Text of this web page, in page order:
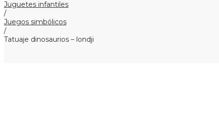
Juguetes infantiles
/
Juegos simbólicos
/
Tatuaje dinosaurios – londji